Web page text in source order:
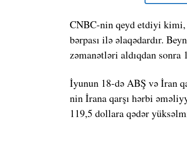
CNBC-nin qeyd etdiyi kimi,
bərpası ilə əlaqədardır.
zəmanətləri aldıqdan
İyunun 18-də ABŞ və İran
nin İrana qarşı hərbi
119,5 dollara qədər